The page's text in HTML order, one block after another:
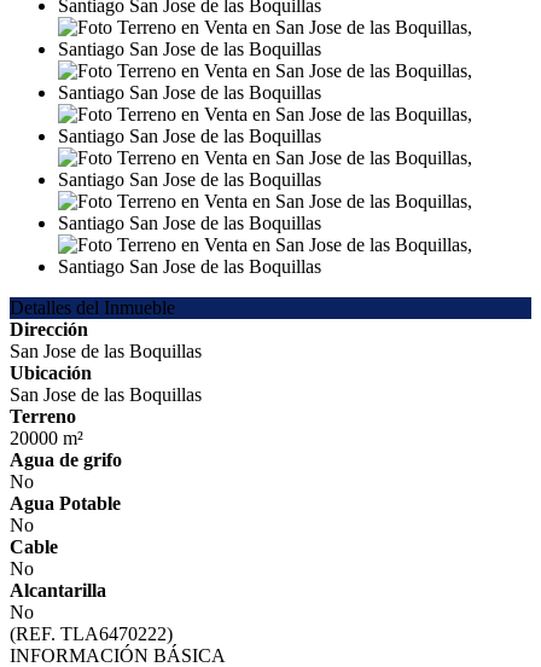
Detalles del Inmueble
Dirección
San Jose de las Boquillas
Ubicación
San Jose de las Boquillas
Terreno
20000 m²
Agua de grifo
No
Agua Potable
No
Cable
No
Alcantarilla
No
(REF. TLA6470222)
INFORMACIÓN BÁSICA